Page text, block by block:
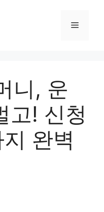
Menu
니, 운
고! 신청
완벽